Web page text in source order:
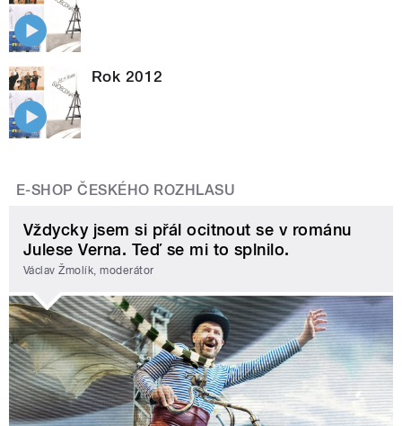
Rok 2012
E-SHOP ČESKÉHO ROZHLASU
Vždycky jsem si přál ocitnout se v románu
Julese Verna. Teď se mi to splnilo.
Václav Žmolík, moderátor